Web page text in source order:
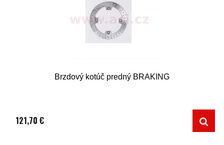
Brzdový kotúč predný BRAKING
121,70 €